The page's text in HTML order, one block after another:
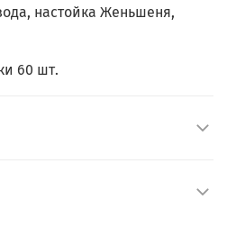
настойка Женьшеня,
60 шт.